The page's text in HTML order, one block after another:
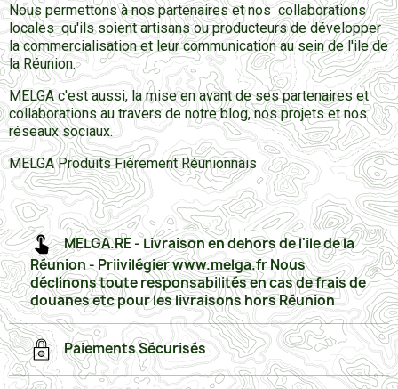
Nous permettons à nos partenaires et nos collaborations
locales qu'ils soient artisans ou producteurs de développer
la commercialisation et leur communication au sein de l'ile de
la Réunion.
MELGA c'est aussi, la mise en avant de ses partenaires et
collaborations au travers de notre blog, nos projets et nos
réseaux sociaux.
MELGA Produits Fièrement Réunionnais
MELGA.RE - Livraison en dehors de l'ile de la
Réunion - Priivilégier www.melga.fr Nous
déclinons toute responsabilités en cas de frais de
douanes etc pour les livraisons hors Réunion
Paiements Sécurisés